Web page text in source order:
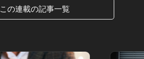
この連載の記事一覧